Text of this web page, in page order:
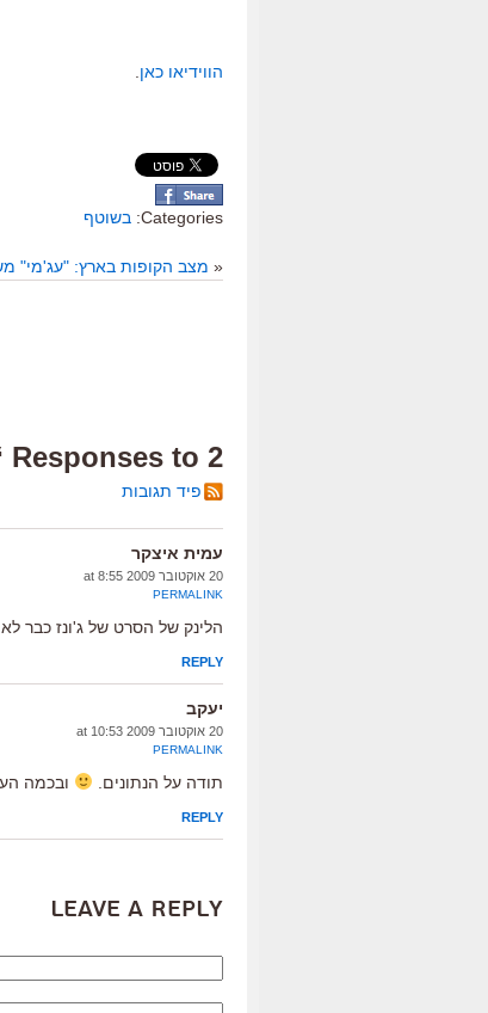
הווידיאו כאן
Categories: בשוטף
« מצב הקופות בארץ: "עג'מי"
2 Responses to “עת האוטרים”
פיד תגובות
עמית איצקר
20 אוקטובר 2009 at 8:55
PERMALINK
הלינק של הסרט של ג'ונז כבר
REPLY
יעקב
20 אוקטובר 2009 at 10:53
PERMALINK
תודה על הנתונים. ובכמה
REPLY
Leave a Reply